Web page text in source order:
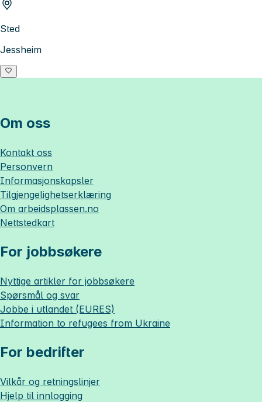
Sted
Jessheim
Om oss
Kontakt oss
Personvern
Informasjonskapsler
Tilgjengelighetserklæring
Om arbeidsplassen.no
Nettstedkart
For jobbsøkere
Nyttige artikler for jobbsøkere
Spørsmål og svar
Jobbe i utlandet (EURES)
Information to refugees from Ukraine
For bedrifter
Vilkår og retningslinjer
Hjelp til innlogging